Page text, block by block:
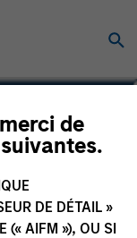
de
DE DÉTAIL »
(« AIFM »), OU SI